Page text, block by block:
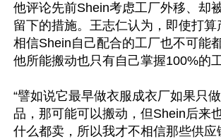
他评论先前Shein考虑工厂外移、却
留下的措施。王志仁认为，即使打算
相信Shein自己配合的工厂也不可能
他所能搬动也只有自己掌握100%的
“譬如说它最早做衣服成衣厂如果只
品，那可能可以搬动，但Shein后来
什么都卖，所以我才不相信那些供应